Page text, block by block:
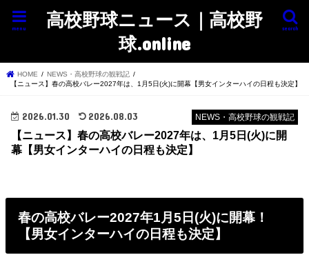
高校野球ニュース｜高校野
球.online
search
menu
HOME
NEWS・高校野球の観戦記
【ニュース】春の高校バレー2027年は、1月5日(火)に開幕【男女インターハイの日程も決定】
NEWS・高校野球の観戦記
2026.01.30 2026.08.03
【ニュース】春の高校バレー2027年は、1月5日(火)に開
幕【男女インターハイの日程も決定】
春の高校バレー2027年1月5日(火)に開幕！
【男女インターハイの日程も決定】